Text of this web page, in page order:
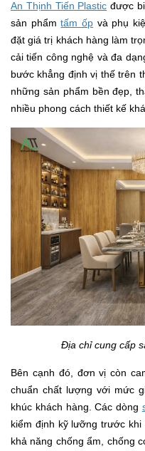
An Thịnh Tiến Plastic được
sản phẩmtấm ốp và phụ
đặt giá trị khách hàng làm
cải tiến công nghệ và đa
bước khẳng định vị thế trên
những sản phẩm bền đẹp,
nhiều phong cách thiết kế
Địa chỉ cung cấp
Bên cạnh đó, đơn vị còn
chuẩn chất lượng với mức
khúc khách hàng. Các dòng
kiểm định kỹ lưỡng trước
khả năng chống ẩm, chống